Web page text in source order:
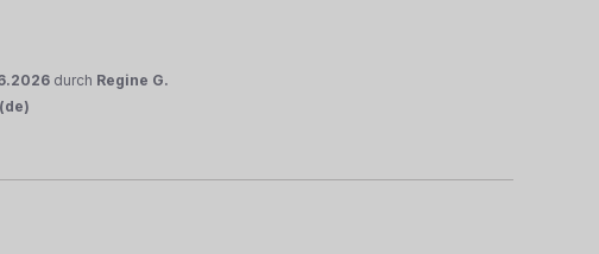
durch Regine G.